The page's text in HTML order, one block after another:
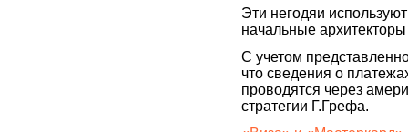
Эти негодяи
начальные
С учетом
что сведения о
проводятся через
стратегии Г.Грефа.